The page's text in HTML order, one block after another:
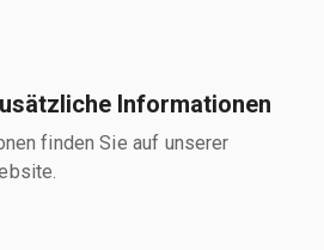
Informationen
finden Sie auf unserer